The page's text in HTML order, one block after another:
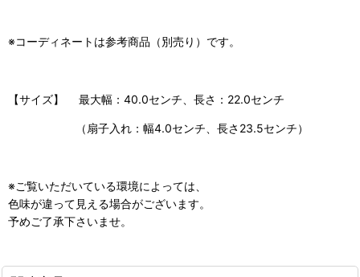
※コーディネートは参考商品（別売り）です。
【サイズ】 最大幅：40.0センチ、長さ：22.0センチ
（扇子入れ：幅4.0センチ、長さ23.5センチ）
※ご覧いただいている環境によっては、
色味が違って見える場合がございます。
予めご了承下さいませ。